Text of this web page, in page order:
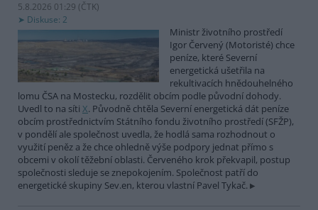
5.8.2026 01:29 (ČTK)
Diskuse: 2
Ministr životního prostředí
Igor Červený (Motoristé) chce
peníze, které Severní
energetická ušetřila na
rekultivacích hnědouhelného
lomu ČSA na Mostecku, rozdělit obcím podle původní dohody.
Uvedl to na síti X. Původně chtěla Severní energetická dát peníze
obcím prostřednictvím Státního fondu životního prostředí (SFŽP),
v pondělí ale společnost uvedla, že hodlá sama rozhodnout o
využití peněz a že chce ohledně výše podpory jednat přímo s
obcemi v okolí těžební oblasti. Červeného krok překvapil, postup
společnosti sleduje se znepokojením. Společnost patří do
energetické skupiny Sev.en, kterou vlastní Pavel Tykač.